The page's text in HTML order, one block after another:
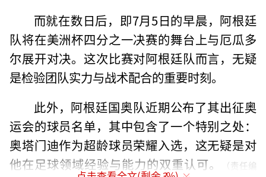
而就在数日后，即7月5日的早晨，阿根廷
队将在美洲杯四分之一决赛的舞台上与厄瓜多
尔展开对决。这次比赛对阿根廷队而言，无疑
是检验团队实力与战术配合的重要时刻。
此外，阿根廷国奥队近期公布了其出征奥
运会的球员名单，其中包含了一个特别之处：
奥塔门迪作为超龄球员荣耀入选，这无疑是对
他在足球领域经验与能力的双重认可。
（责任编